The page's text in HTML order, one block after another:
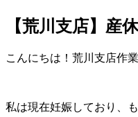
【荒川支店】産
こんにちは！荒川支店作
私は現在妊娠しており、